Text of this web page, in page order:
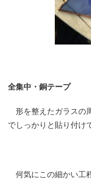
全集中・銅テープ
形を整えたガラスの
でしっかりと貼り付け
何気にこの細かい工